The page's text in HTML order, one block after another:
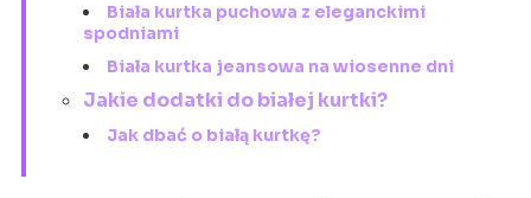
Biała kurtka puchowa z eleganckimi
spodniami
Biała kurtka jeansowa na wiosenne dni
Jakie dodatki do białej kurtki?
Jak dbać o białą kurtkę?